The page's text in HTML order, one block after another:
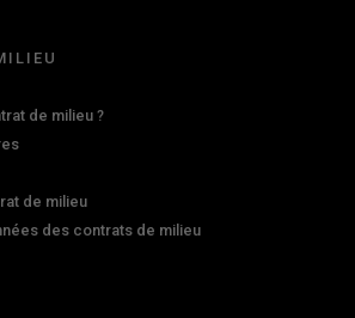
de milieu ?
de milieu
des contrats de milieu